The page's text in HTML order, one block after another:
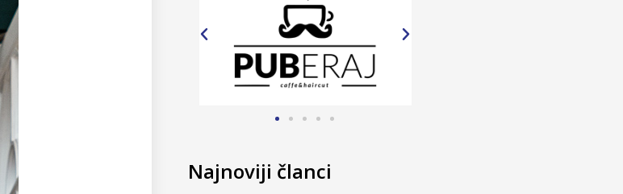
Najnoviji članci